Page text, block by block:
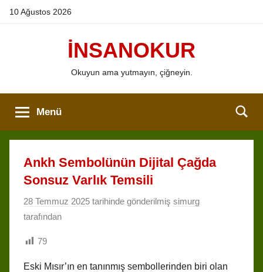
İçeriğe
10 Ağustos 2026
İNSANOKUR
Okuyun ama yutmayın, çiğneyin.
Menü
Ankh Sembolünün Dijital Çağda
Sonsuz Varlık Temsili
28 Temmuz 2025 tarihinde gönderilmiş simurg
tarafından
79
Eski Mısır’ın en tanınmış sembollerinden biri olan